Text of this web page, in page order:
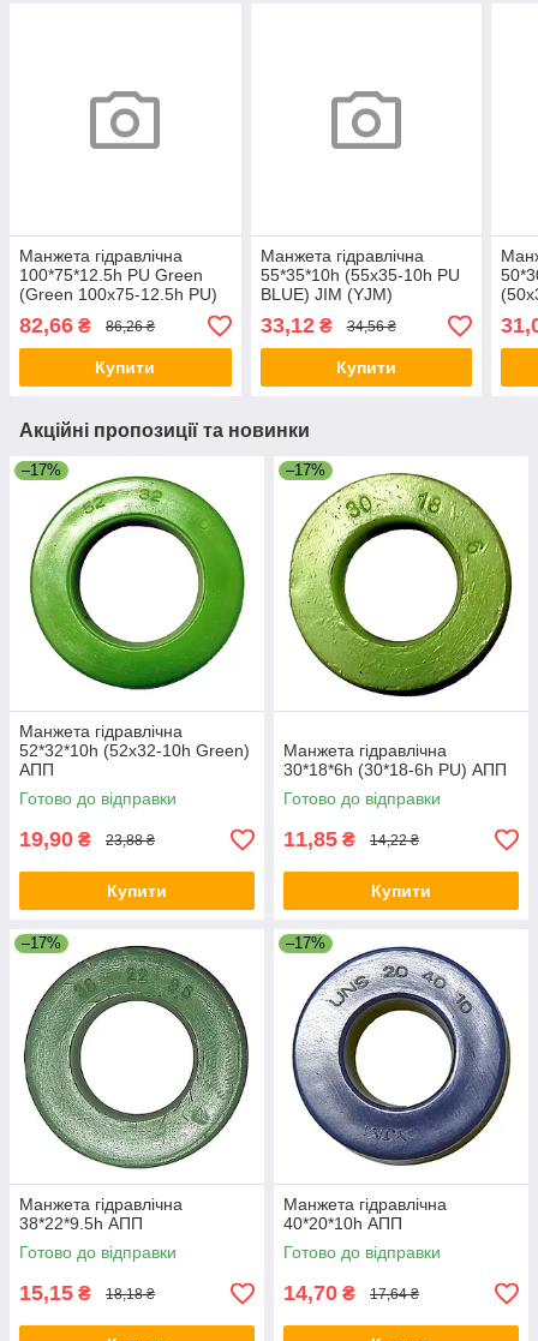
Манжета гідравлічна
100*75*12.5h PU Green
(Green 100х75-12.5h PU)
82,66 ₴ 86,26 ₴
Купити
Манжета гідравлічна
55*35*10h (55х35-10h PU
BLUE) JIM (YJM)
33,12₴ 34,56 ₴
Купити
Акційні пропозиції та новинки
–17%
Манжета гідравлічна
52*32*10h (52x32-10h Green)
АПП
Готово до відправки
19,90 ₴ 23,88 ₴
Купити
–17%
Манжета гідравлічна
30*18*6h (30*18-6h PU) АПП
Готово до відправки
11,85 ₴ 14,22 ₴
Купити
–17%
Манжета гідравлічна
38*22*9.5h АПП
Готово до відправки
15,15 ₴ 18,18 ₴
–17%
Манжета гідравлічна
40*20*10h АПП
Готово до відправки
14,70 ₴ 17,64 ₴